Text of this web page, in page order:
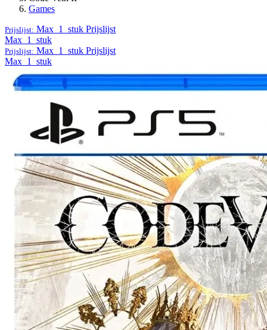
Games
Prijslijst: Max_1_stuk Prijslijst
Max_1_stuk
Prijslijst: Max_1_stuk Prijslijst
Max_1_stuk